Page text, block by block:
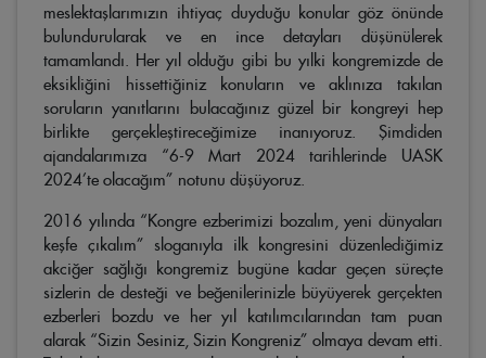
meslektaşlarımızın ihtiyaç duyduğu konular göz önünde
bulundurularak ve en ince detayları düşünülerek
tamamlandı. Her yıl olduğu gibi bu yılki kongremizde de
eksikliğini hissettiğiniz konuların ve aklınıza takılan
soruların yanıtlarını bulacağınız güzel bir kongreyi hep
birlikte gerçekleştireceğimize inanıyoruz. Şimdiden
ajandalarımıza “6-9 Mart 2024 tarihlerinde UASK
2024’te olacağım” notunu düşüyoruz.
2016 yılında “Kongre ezberimizi bozalım, yeni dünyaları
keşfe çıkalım” sloganıyla ilk kongresini düzenlediğimiz
akciğer sağlığı kongremiz bugüne kadar geçen süreçte
sizlerin de desteği ve beğenilerinizle büyüyerek gerçekten
ezberleri bozdu ve her yıl katılımcılarından tam puan
alarak “Sizin Sesiniz, Sizin Kongreniz” olmaya devam etti.